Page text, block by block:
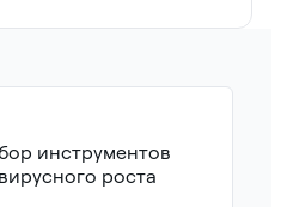
инструментов
роста